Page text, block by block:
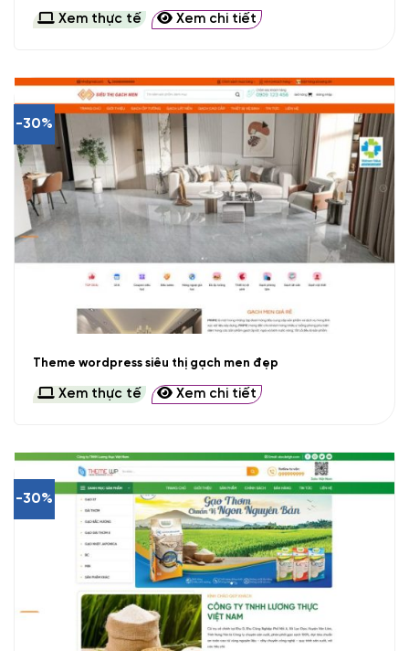
Xem thực tế Xem chi tiết
-30%
Theme wordpress siêu thị gạch men đẹp
Xem thực tế Xem chi tiết
-30%